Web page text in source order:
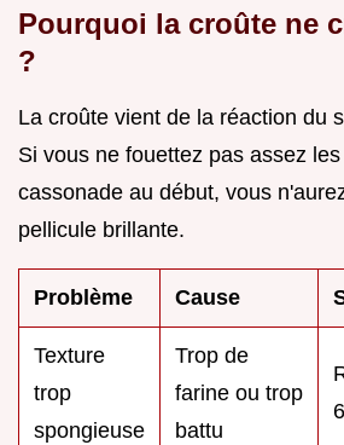
Pourquoi la croûte ne
?
La croûte vient de la réaction du
Si vous ne fouettez pas assez
cassonade au début, vous
pellicule brillante.
Problème Cause
Texture
trop
spongieuse
Trop de
farine ou trop
battu